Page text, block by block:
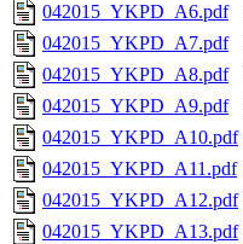
042015_YKPD_A6.pdf
042015_YKPD_A7.pdf
042015_YKPD_A8.pdf
042015_YKPD_A9.pdf
042015_YKPD_A10.pdf
042015_YKPD_A11.pdf
042015_YKPD_A12.pdf
042015_YKPD_A13.pdf